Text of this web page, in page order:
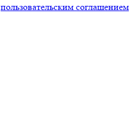
пользовательским соглашением